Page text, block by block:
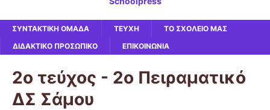
ΣΥΝΤΑΚΤΙΚΗ ΟΜΑΔΑ ΤΕΥΧΗ
ΤΟ ΣΧΟΛΕΙΟ ΜΑΣ
ΔΙΔΑΚΤΙΚΟ ΠΡΟΣΩΠΙΚΟ
ΕΠΙΚΟΙΝΩΝΙΑ
2ο τεύχος - 2ο Πειραματικό
ΔΣ Σάμου